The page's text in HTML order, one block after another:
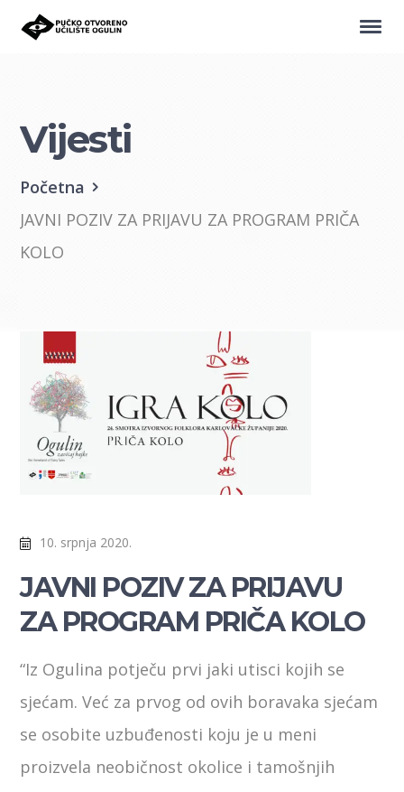
Vijesti
Početna
JAVNI POZIV ZA PRIJAVU ZA PROGRAM PRIČA
KOLO
10. srpnja 2020.
JAVNI POZIV ZA PRIJAVU
ZA PROGRAM PRIČA KOLO
“Iz Ogulina potječu prvi jaki utisci kojih se
sjećam. Već za prvog od ovih boravaka sjećam
se osobite uzbuđenosti koju je u meni
proizvela neobičnost okolice i tamošnjih